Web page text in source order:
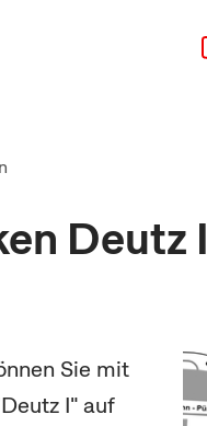
Deutz I
Sie mit
I" auf